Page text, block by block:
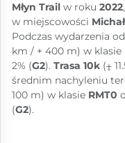
Młyn Trail w roku 2022
w miejscowości
Podczas wydarzenia
km / + 400 m) w klasie
2% (G2). Trasa 10k (⨦
średnim nachyleniu
100 m) w klasie RMT0
(G2).